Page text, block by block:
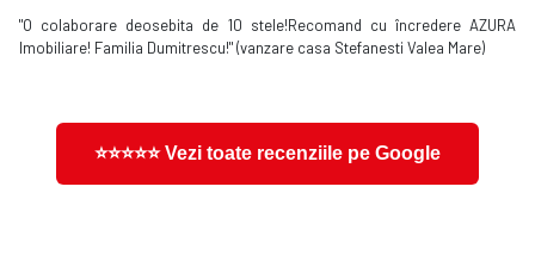
"O colaborare deosebita de 10 stele!Recomand cu încredere AZURA
Imobiliare! Familia Dumitrescu!" (vanzare casa Stefanesti Valea Mare)
⭐⭐⭐⭐⭐ Vezi toate recenziile pe Google